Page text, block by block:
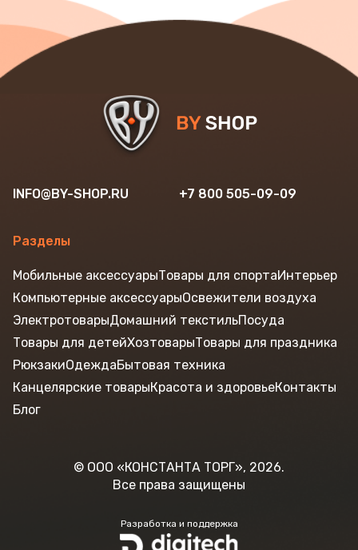
INFO@BY-SHOP.RU +7 800 505-09-09
Разделы
© ООО «КОНСТАНТА ТОРГ», 2026.
Все права защищены
Разработка и поддержка
Мобильные аксессуарыТовары для спортаИнтерьер
Компьютерные аксессуарыОсвежители воздуха
ЭлектротоварыДомашний текстильПосуда
Товары для детейХозтоварыТовары для праздника
РюкзакиОдеждаБытовая техника
Канцелярские товарыКрасота и здоровьеКонтакты
Блог